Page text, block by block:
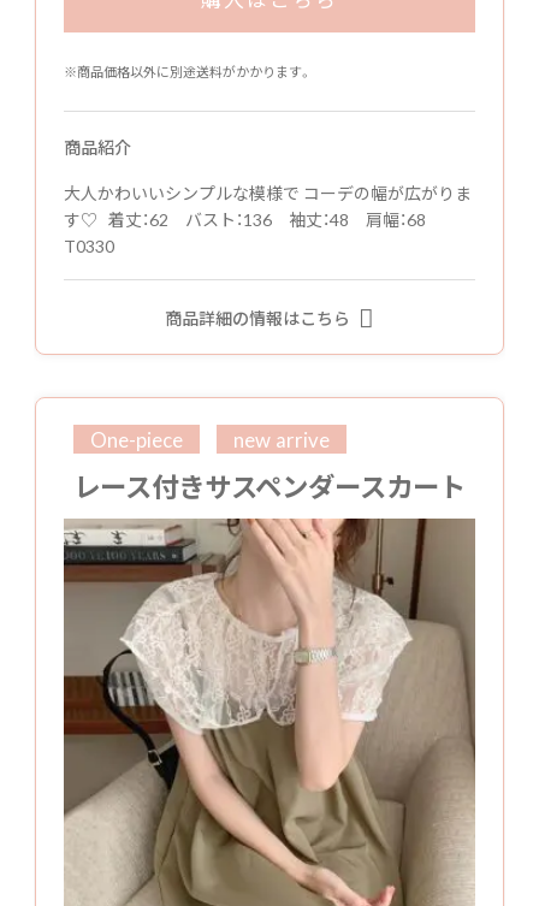
※商品価格以外に別途送料がかかります。
商品紹介
大人かわいいシンプルな模様で コーデの幅が広がりま
す♡ 着丈：62 バスト：136 袖丈：48 肩幅：68
T0330
商品詳細の情報はこちら
One-piece new arrive
レース付きサスペンダースカート